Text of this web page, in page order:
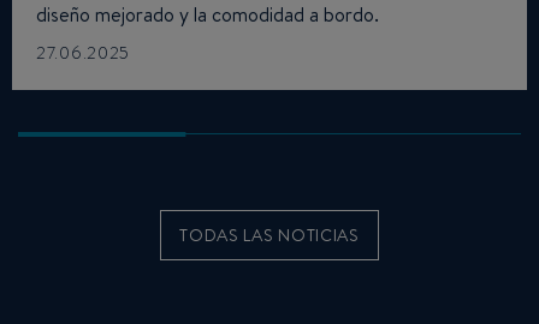
diseño mejorado y la comodidad a bordo.
27.06.2025
TODAS LAS NOTICIAS